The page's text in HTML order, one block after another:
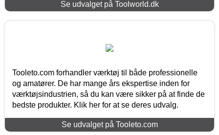
Se udvalget på Toolworld.dk
Tooleto.com forhandler værktøj til både professionelle
og amatører. De har mange års ekspertise inden for
værktøjsindustrien, så du kan være sikker på at finde de
bedste produkter. Klik her for at se deres udvalg.
Se udvalget på Tooleto.com